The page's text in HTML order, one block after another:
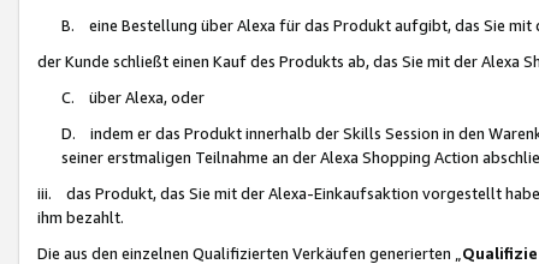
B. eine Bestellung über Alexa für das Produkt aufgibt, das Sie mit
der Kunde schließt einen Kauf des Produkts ab, das Sie mit der Alexa
C. über Alexa, oder
D. indem er das Produkt innerhalb der Skills Session in den
seiner erstmaligen Teilnahme an der Alexa Shopping Action
iii. das Produkt, das Sie mit der Alexa-Einkaufsaktion vorgestellt
ihm bezahlt.
Die aus den einzelnen Qualifizierten Verkäufen generierten „